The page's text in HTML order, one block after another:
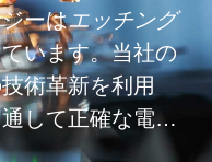
ーはエッチング
います。当社の
術革新を利用
して正確な電力